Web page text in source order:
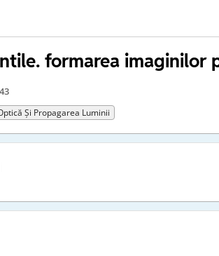
formarea imaginilor
Și Propagarea Luminii